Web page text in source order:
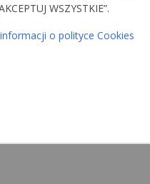
WSZYSTKIE”.
o polityce Cookies